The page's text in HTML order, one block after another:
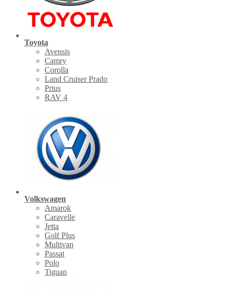
Toyota
Avensis
Camry
Corolla
Land Cruiser Prado
Prius
RAV 4
Volkswagen
Amarok
Caravelle
Jetta
Golf Plus
Multivan
Passat
Polo
Tiguan